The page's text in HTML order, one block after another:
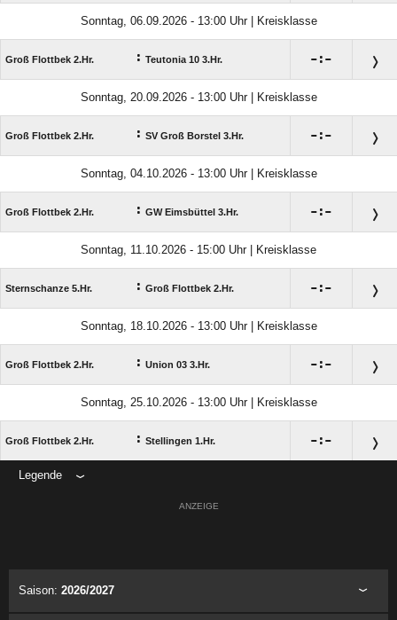
Sonntag, 06.09.2026 - 13:00 Uhr | Kreisklasse
Groß Flottbek 2.Hr. : Teutonia 10 3.Hr. :
Sonntag, 20.09.2026 - 13:00 Uhr | Kreisklasse
Groß Flottbek 2.Hr. : SV Groß Borstel 3.Hr. :
Sonntag, 04.10.2026 - 13:00 Uhr | Kreisklasse
Groß Flottbek 2.Hr. : GW Eimsbüttel 3.Hr. :
Sonntag, 11.10.2026 - 15:00 Uhr | Kreisklasse
Sternschanze 5.Hr. : Groß Flottbek 2.Hr. :
Sonntag, 18.10.2026 - 13:00 Uhr | Kreisklasse
Groß Flottbek 2.Hr. : Union 03 3.Hr. :
Sonntag, 25.10.2026 - 13:00 Uhr | Kreisklasse
Groß Flottbek 2.Hr. : Stellingen 1.Hr. :
Legende
ANZEIGE
Saison: 2026/2027